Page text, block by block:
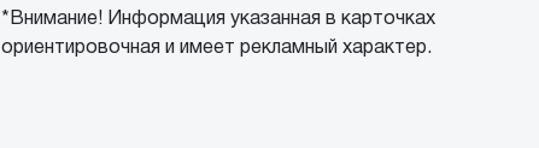
*Внимание! Информация указанная в карточках
ориентировочная и имеет рекламный характер.